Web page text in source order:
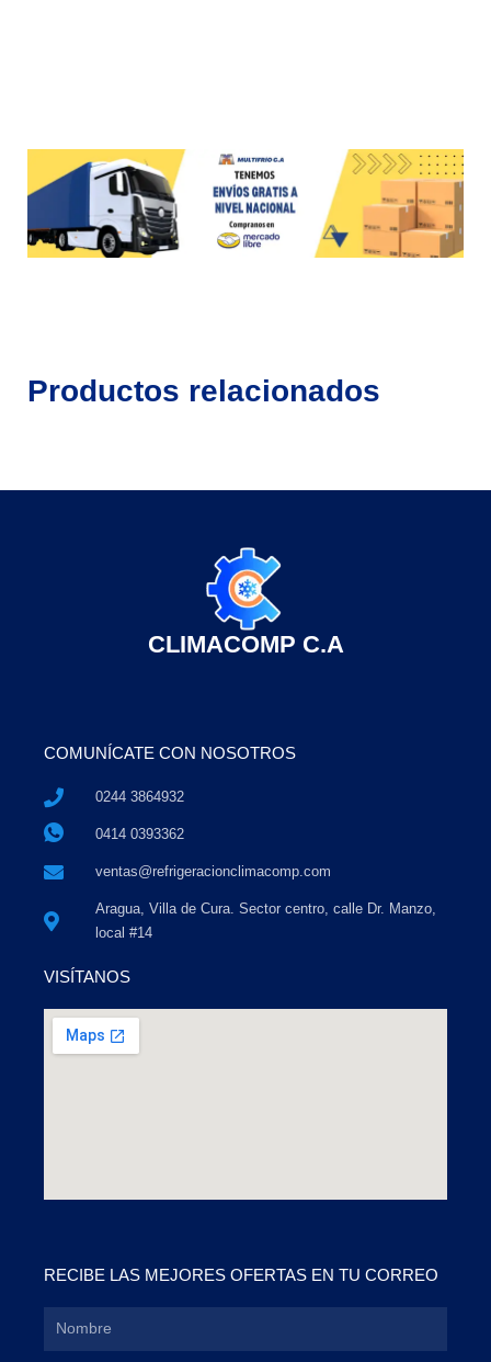
Productos relacionados
CLIMACOMP C.A
COMUNÍCATE CON NOSOTROS
0244 3864932
0414 0393362
ventas@refrigeracionclimacomp.com
Aragua, Villa de Cura. Sector centro, calle Dr. Manzo,
local #14
VISÍTANOS
RECIBE LAS MEJORES OFERTAS EN TU CORREO